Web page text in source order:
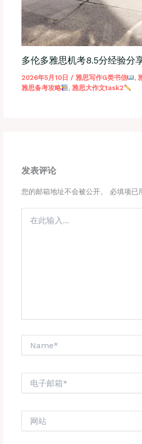
多伦多雅思机考8.5分经验分
2026年5月10日 / 雅思写作G类书信 ,
雅思备考攻略
,雅思大作文task2
发表评论
您的邮箱地址不会被公开。 必填项已